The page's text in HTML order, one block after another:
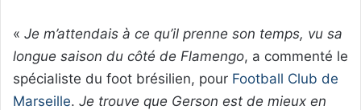
« Je m’attendais à ce qu’il prenne son temps, vu sa
longue saison du côté de Flamengo, a commenté le
spécialiste du foot brésilien, pour Football Club de
Marseille. Je trouve que Gerson est de mieux en